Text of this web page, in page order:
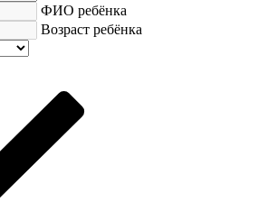
ФИО ребёнка
Возраст ребёнка